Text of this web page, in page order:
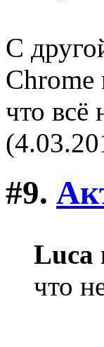
С
Chrome
что всё
#9.
Luca
что